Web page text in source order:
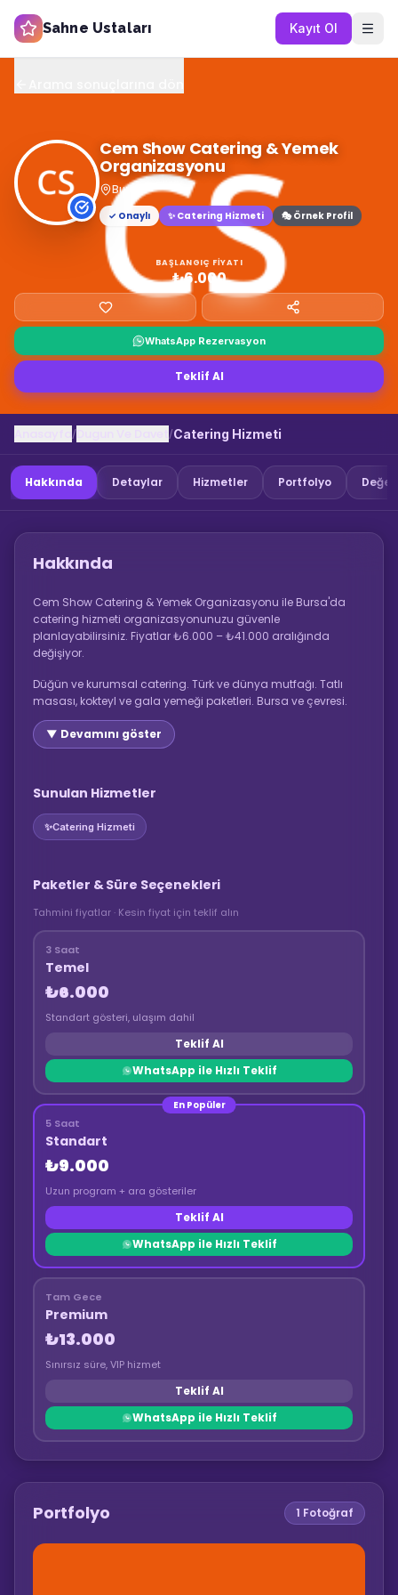
Sahne Ustaları Kayıt Ol
Cem Show Catering & Yemek
Organizasyonu
Bursa
✓ Onaylı
✨ Catering Hizmeti 🎭 Örnek Profil
BAŞLANGIÇ FIYATI
₺6.000
WhatsApp Rezervasyon
Teklif Al
/ /Catering Hizmeti
Hakkında Detaylar Hizmetler Portfolyo
Hakkında
Cem Show Catering & Yemek Organizasyonu ile Bursa'da
catering hizmeti organizasyonunuzu güvenle
planlayabilirsiniz. Fiyatlar ₺6.000 – ₺41.000 aralığında
değişiyor.
Düğün ve kurumsal catering. Türk ve dünya mutfağı. Tatlı
masası, kokteyl ve gala yemeği paketleri. Bursa ve çevresi.
▼ Devamını göster
Sunulan Hizmetler
✨Catering Hizmeti
Paketler & Süre Seçenekleri
Tahmini fiyatlar · Kesin fiyat için teklif alın
3 Saat
Temel
₺6.000
Standart gösteri, ulaşım dahil
Teklif Al
WhatsApp ile Hızlı Teklif
En Popüler
5 Saat
Standart
₺9.000
Uzun program + ara gösteriler
Teklif Al
WhatsApp ile Hızlı Teklif
Tam Gece
Premium
₺13.000
Sınırsız süre, VIP hizmet
Teklif Al
WhatsApp ile Hızlı Teklif
Portfolyo 1 Fotoğraf